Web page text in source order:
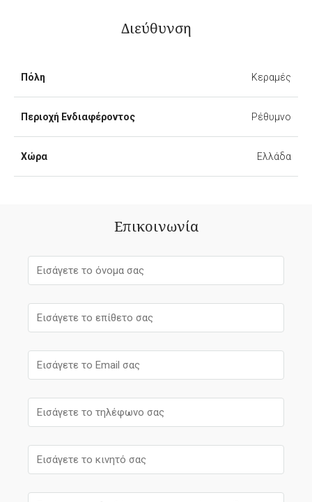
Διεύθυνση
Πόλη Κεραμές
Περιοχή Ενδιαφέροντος Ρέθυμνο
Χώρα Ελλάδα
Επικοινωνία